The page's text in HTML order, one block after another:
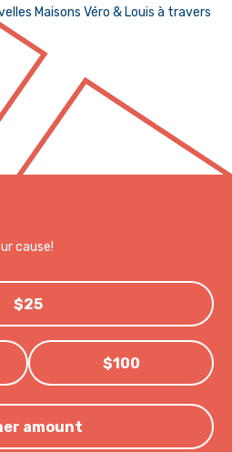
Maisons Véro & Louis à travers
cause!
$25
$100
amount